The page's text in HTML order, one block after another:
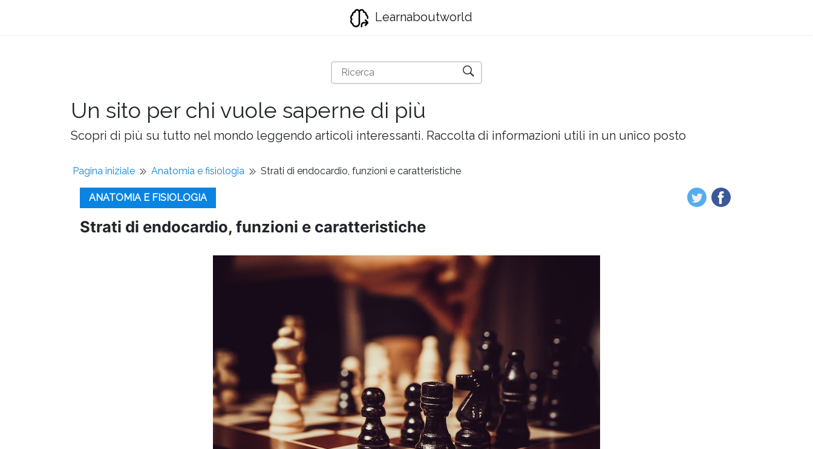
Learnaboutworld
Un sito per chi vuole saperne di più
Scopri di più su tutto nel mondo leggendo articoli interessanti. Raccolta di informazioni utili in un unico posto
Pagina iniziale Anatomia e fisiologia Strati di endocardio, funzioni e caratteristiche
ANATOMIA E FISIOLOGIA
Strati di endocardio, funzioni e caratteristiche